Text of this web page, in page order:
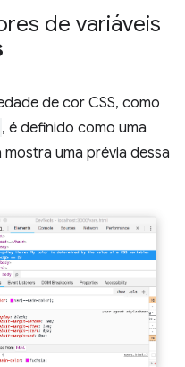
de variáveis
de cor CSS, como
, é definido como uma
mostra uma prévia dessa